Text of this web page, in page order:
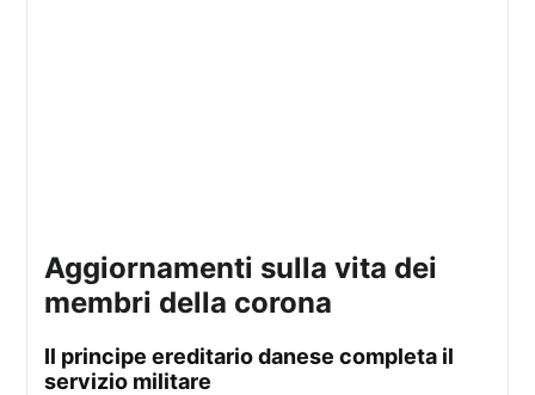
aggiornamenti sulla vita dei
membri della corona
il principe ereditario danese completa il
servizio militare